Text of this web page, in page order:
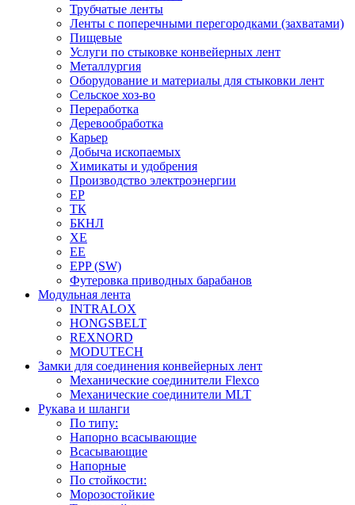
Трубчатые ленты
Ленты с поперечными перегородками (захватами)
Пищевые
Услуги по стыковке конвейерных лент
Металлургия
Оборудование и материалы для стыковки лент
Сельское хоз-во
Переработка
Деревообработка
Карьер
Добыча ископаемых
Химикаты и удобрения
Производство электроэнергии
EP
ТК
БКНЛ
XE
EE
EPP (SW)
Футеровка приводных барабанов
Модульная лента
INTRALOX
HONGSBELT
REXNORD
MODUTECH
Замки для соединения конвейерных лент
Механические соединители Flexco
Механические соединители MLT
Рукава и шланги
По типу:
Напорно всасывающие
Всасывающие
Напорные
По стойкости:
Морозостойкие